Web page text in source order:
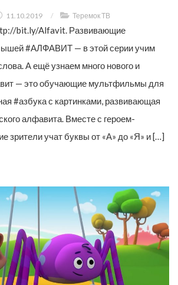
11.10.2019 / Теремок ТВ
bit.ly/Alfavit. Развивающие
#АЛФАВИТ — в этой серии учим
А ещё узнаем много нового и
— это обучающие мультфильмы для
#азбука с картинками, развивающая
алфавита. Вместе с героем-
зрители учат буквы от «А» до «Я» и […]